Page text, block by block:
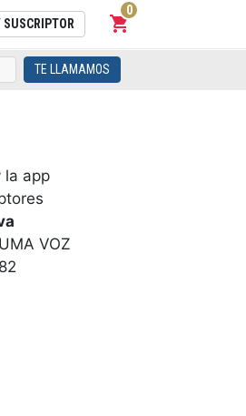
SUSCRIPTOR shopping_cart
Carrito
0
TE LLAMAMOS
la app
VOZ